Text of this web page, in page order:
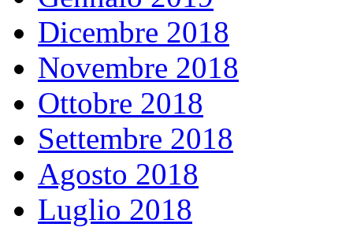
Dicembre 2018
Novembre 2018
Ottobre 2018
Settembre 2018
Agosto 2018
Luglio 2018